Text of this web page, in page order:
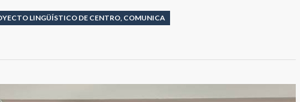
LINGÜÍSTICO DE CENTRO, COMUNICA